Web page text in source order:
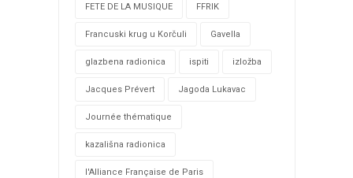
FETE DE LA MUSIQUE FFRIK
Francuski krug u Korčuli Gavella
glazbena radionica ispiti izložba
Jacques Prévert Jagoda Lukavac
Journée thématique
kazališna radionica
l'Alliance Française de Paris